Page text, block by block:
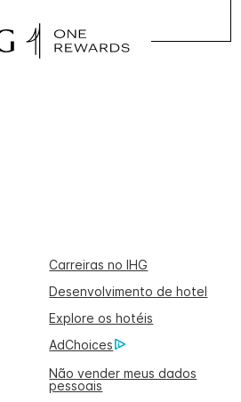
Carreiras no IHG
Desenvolvimento de hotel
Explore os hotéis
AdChoices
Não vender meus dados
pessoais